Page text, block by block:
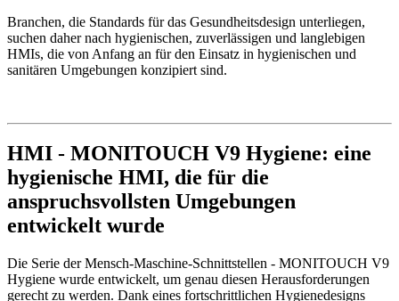
Branchen, die Standards für das Gesundheitsdesign unterliegen,
suchen daher nach hygienischen, zuverlässigen und langlebigen
HMIs, die von Anfang an für den Einsatz in hygienischen und
sanitären Umgebungen konzipiert sind.
HMI - MONITOUCH V9 Hygiene: eine
hygienische HMI, die für die
anspruchsvollsten Umgebungen
entwickelt wurde
Die Serie der Mensch-Maschine-Schnittstellen - MONITOUCH V9
Hygiene wurde entwickelt, um genau diesen Herausforderungen
gerecht zu werden. Dank eines fortschrittlichen Hygienedesigns